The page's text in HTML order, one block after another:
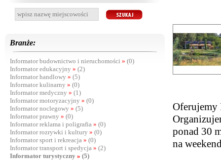
Branże:
Informator budownictwo i nieruchomości » (0)
Informator edukacyjny » (2)
Informator handlowy » (5)
Informator kulinarny » (0)
Informator medyczny » (1)
Informator motoryzacyjny » (0)
Informator noclegowy » (5)
Informator prawny » (0)
Informator reklama i poligrafia » (0)
Informator rozrywki i kultury » (0)
Informator sport i rekreacja » (0)
Informator transport i spedycja » (2)
Informator turystyczny » (5)
Oferujemy
ponad 30
na